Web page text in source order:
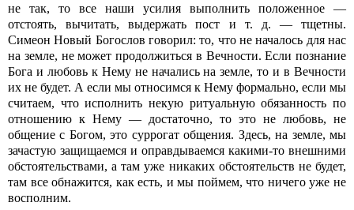
не так, то все наши усилия выполнить положенное —
отстоять, вычитать, выдержать пост и т. д. — тщетны.
Симеон Новый Богослов говорил: то, что не началось для нас
на земле, не может продолжиться в Вечности. Если познание
Бога и любовь к Нему не начались на земле, то и в Вечности
их не будет. А если мы относимся к Нему формально, если мы
считаем, что исполнить некую ритуальную обязанность по
отношению к Нему — достаточно, то это не любовь, не
общение с Богом, это суррогат общения. Здесь, на земле, мы
зачастую защищаемся и оправдываемся какими-то внешними
обстоятельствами, а там уже никаких обстоятельств не будет,
там все обнажится, как есть, и мы поймем, что ничего уже не
восполним.